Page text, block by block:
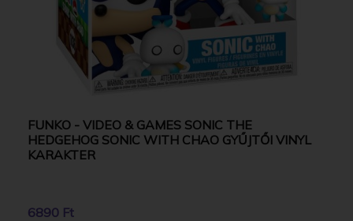
FUNKO - VIDEO & GAMES SONIC THE
HEDGEHOG SONIC WITH CHAO GYŰJTŐI VINYL
KARAKTER
6890 Ft